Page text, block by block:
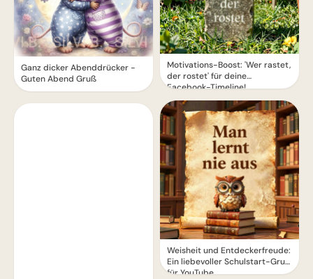
Ganz dicker Abenddrücker -
Guten Abend Gruß
Motivations-Boost: 'Wer rastet,
der rostet' für deine
Facebook-Timeline!
Weisheit und Entdeckerfreude:
Ein liebevoller Schulstart-Gruß
für YouTube